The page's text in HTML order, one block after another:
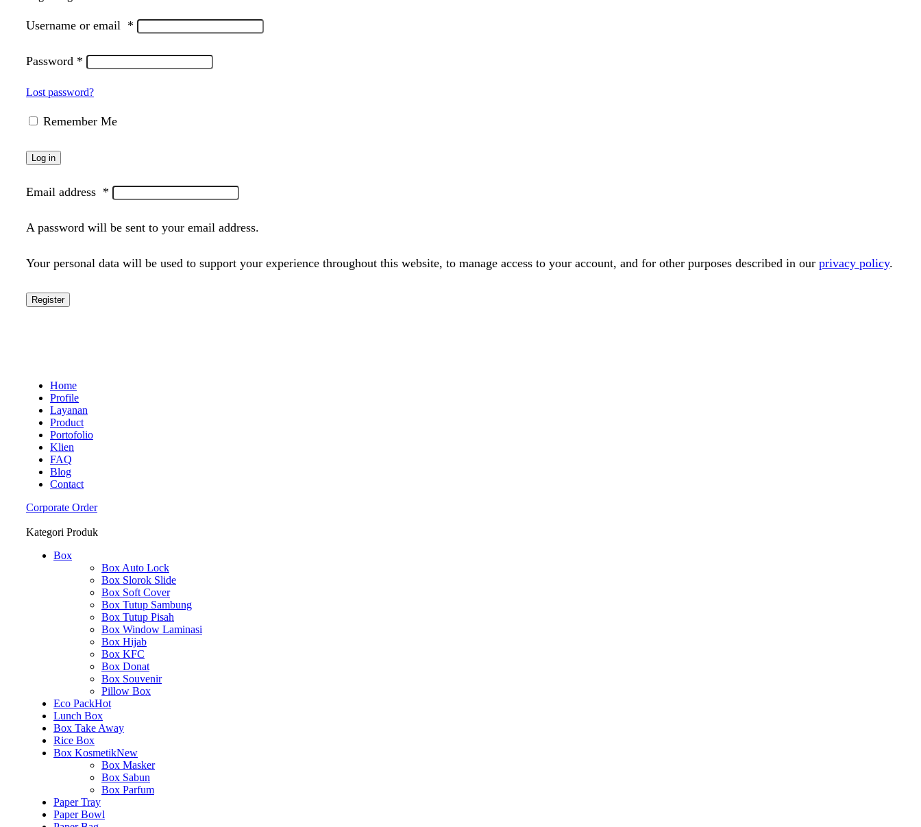
Username or email *
Password *
Lost password?
Remember Me
Log in
Email address *
A password will be sent to your email address.
Your personal data will be used to support your experience throughout this website, to manage access to your account, and for other purposes described in our privacy policy.
Register
Home
Profile
Layanan
Product
Portofolio
Klien
FAQ
Blog
Contact
Corporate Order
Kategori Produk
Box
Box Auto Lock
Box Slorok Slide
Box Soft Cover
Box Tutup Sambung
Box Tutup Pisah
Box Window Laminasi
Box Hijab
Box KFC
Box Donat
Box Souvenir
Pillow Box
Eco PackHot
Lunch Box
Box Take Away
Rice Box
Box KosmetikNew
Box Masker
Box Sabun
Box Parfum
Paper Tray
Paper Bowl